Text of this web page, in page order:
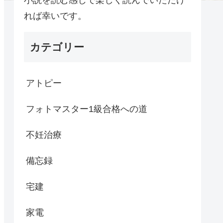
れば幸いです。
カテゴリー
アトピー
フォトマスター1級合格への道
不妊治療
備忘録
宅建
家電